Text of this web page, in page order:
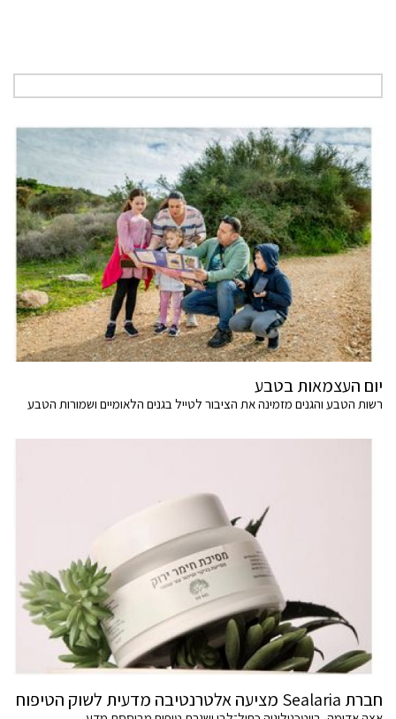
יום העצמאות בטבע
רשות הטבע והגנים מזמינה את הציבור לטייל בגנים הלאומיים ושמורות הטבע
חברת Sealaria מציעה אלטרנטיבה מדעית לשוק הטיפוח